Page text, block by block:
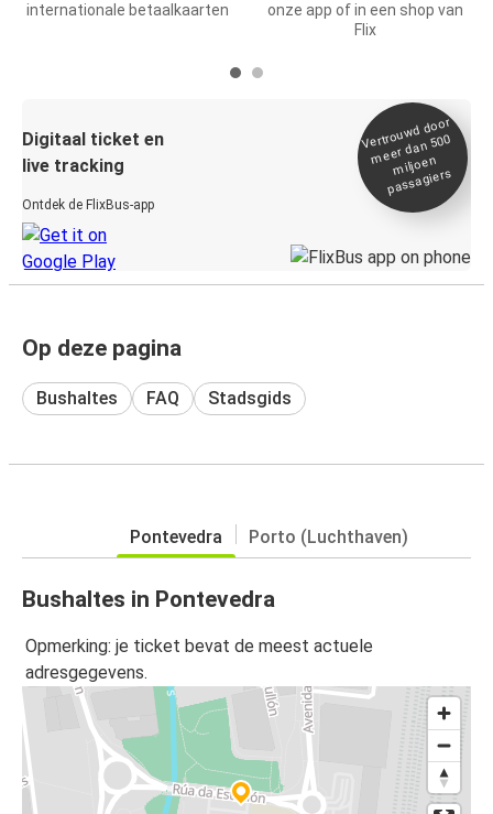
internationale betaalkaarten
onze app of in een shop van
Flix
Digitaal ticket en
live tracking
Ontdek de FlixBus-app
Vertrou
wd door
meer dan 500
miljoen
passagiers
Op deze pagina
Bushaltes FAQ Stadsgids
Pontevedra Porto (Luchthaven)
Bushaltes in Pontevedra
Opmerking: je ticket bevat de meest actuele
adresgegevens.